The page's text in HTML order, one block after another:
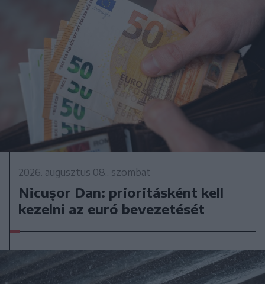
2026. augusztus 08., szombat
Nicușor Dan: prioritásként kell
kezelni az euró bevezetését